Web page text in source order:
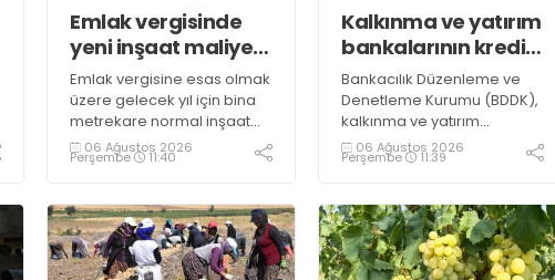
Emlak vergisinde
yeni inşaat maliyet
bedelleri belirlendi
Emlak vergisine esas olmak
üzere gelecek yıl için bina
metrekare normal inşaat
maliyet bedelleri,
meskenler açısından 604,1
arasında değişecek
06 Ağustos 2026
Perşembe 11:40
Kalkınma ve yatırım
bankalarının kredi
sınırlarında
değişiklik
Bankacılık Düzenleme ve
Denetleme Kurumu (BDDK),
kalkınma ve yatırım
bankalarının kredi sınırlarına
ilişkin düzenleme yaptı
06 Ağustos 2026
Perşembe 11:39